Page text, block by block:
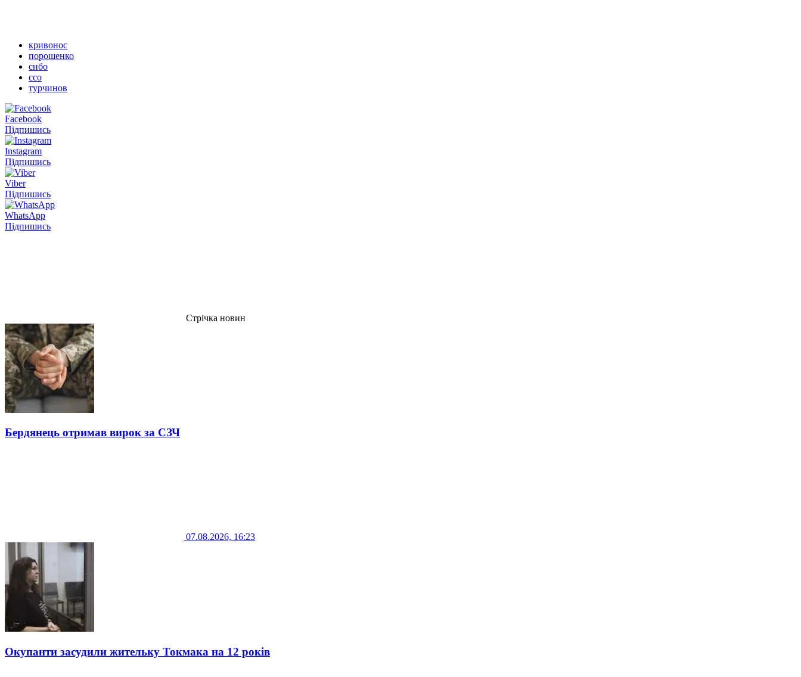
кривонос
порошенко
снбо
ссо
турчинов
Facebook
Підпишись
Instagram
Підпишись
Viber
Підпишись
WhatsApp
Підпишись
Стрічка новин
Бердянець отримав вирок за СЗЧ
07.08.2026, 16:23
Окупанти засудили жительку Токмака на 12 років